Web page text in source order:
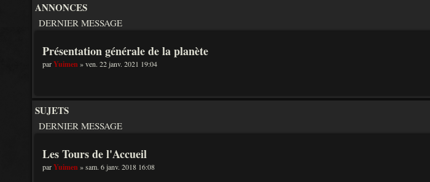
ANNONCES
DERNIER MESSAGE
Présentation générale de la planète
parYuimen» ven. 22 janv. 2021 19:04
SUJETS
DERNIER MESSAGE
Les Tours de l'Accueil
parYuimen» sam. 6 janv. 2018 16:08